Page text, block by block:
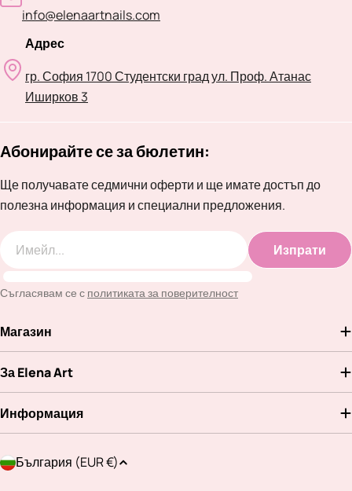
info@elenaartnails.com
Адрес
гр. София 1700 Студентски град ул. Проф. Атанас
Иширков 3
Абонирайте се за бюлетин:
Ще получавате седмични оферти и ще имате достъп до
полезна информация и специални предложения.
Изпрати
Съгласявам се с политиката за поверителност
Магазин
За Elena Art
Информация
Д
България (EUR €)